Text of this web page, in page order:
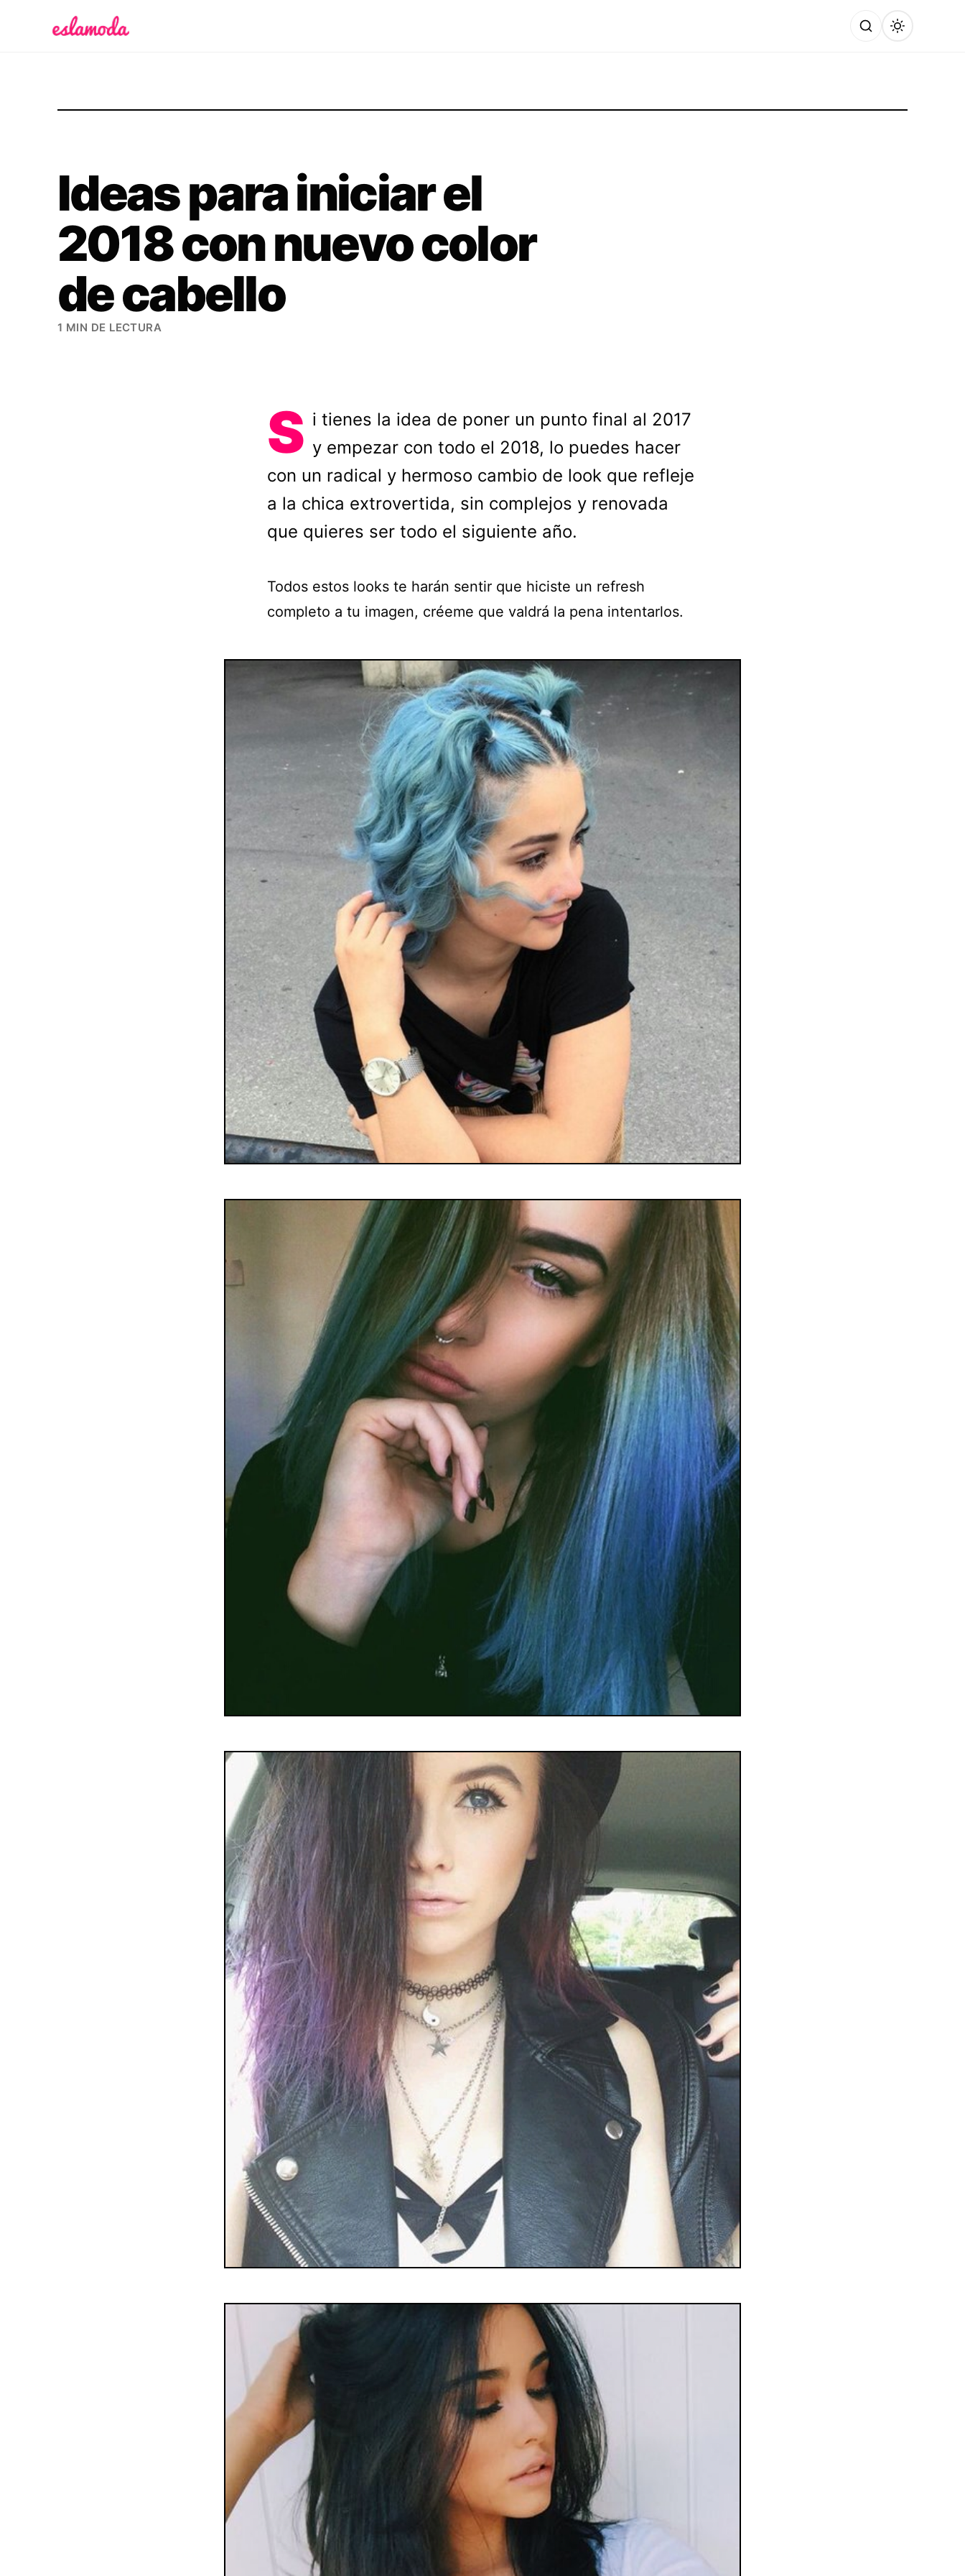
Ideas para iniciar el
2018 con nuevo color
de cabello
1 MIN DE LECTURA
S i tienes la idea de poner un punto final al 2017
y empezar con todo el 2018, lo puedes hacer
con un radical y hermoso cambio de look que refleje
a la chica extrovertida, sin complejos y renovada
que quieres ser todo el siguiente año.
Todos estos looks te harán sentir que hiciste un refresh
completo a tu imagen, créeme que valdrá la pena intentarlos.